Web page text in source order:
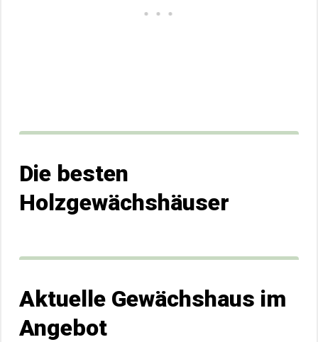
Die besten
Holzgewächshäuser
Aktuelle Gewächshaus im
Angebot